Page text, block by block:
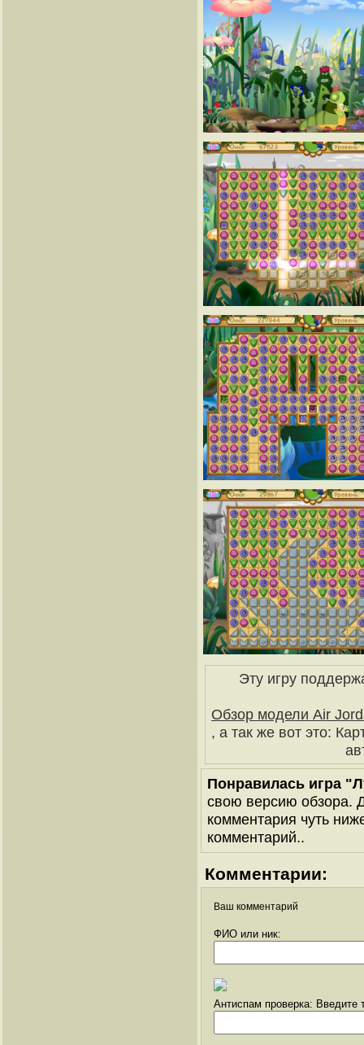
Эту игру
Обзор модели Air
, а так же вот это:
Понравилась игра
свою версию обзора.
комментария чуть
комментарий..
Комментарии:
Ваш комментарий
ФИО или ник:
Антиспам проверка: Введите